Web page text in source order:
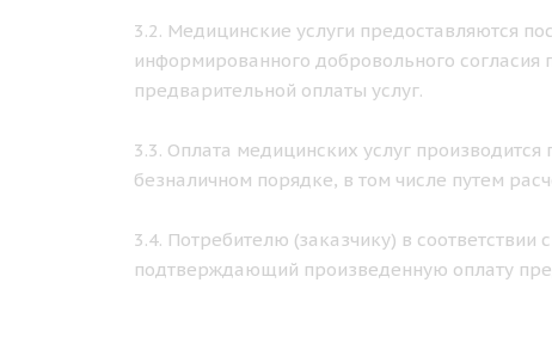
3.2. Медицинские услуги предоставляются
информированного добровольного
предварительной оплаты услуг.
3.3. Оплата медицинских услуг
безналичном порядке, в том числе путем
3.4. Потребителю (заказчику) в
подтверждающий произведенную оплату